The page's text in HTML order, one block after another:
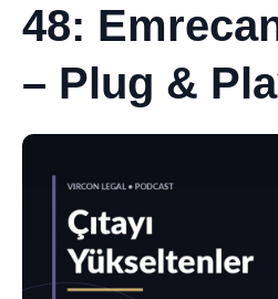
48:
– Plug &